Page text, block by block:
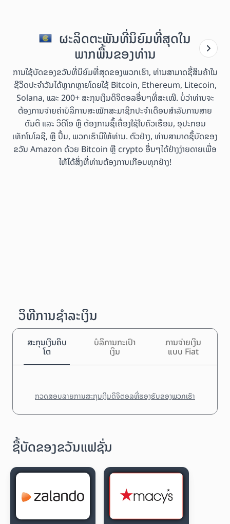
ຜະລິດຕະພັນທີ່ນິຍົມທີ່ສຸດໃນ
ພາກພື້ນຂອງທ່ານ
ການໃຊ້ບັດຂອງຂວັນທີ່ນິຍົມທີ່ສຸດຂອງພວກເຮົາ, ທ່ານສາມາດຊື້ສິນຄ້າໃນ
ຊີວິດປະຈຳວັນໄດ້ຫຼາກຫຼາຍໂດຍໃຊ້ Bitcoin, Ethereum, Litecoin,
Solana, ແລະ 200+ ສະກຸນເງິນດິຈິຕອລອື່ນໆທີ່ສະເໜີ. ບໍ່ວ່າທ່ານຈະ
ຕ້ອງການຈ່າຍຄ່າບໍລິການສະໝັກສະມາຊິກປະຈຳເດືອນສຳລັບການສາຍ
ດົນຕີ ແລະ ວິດີໂອ ຫຼື ຕ້ອງການຊື້ເຄື່ອງໃຊ້ໃນຄົວເຮືອນ, ອຸປະກອນ
ເທັກໂນໂລຊີ, ຫຼື ປຶ້ມ, ພວກເຮົາມີໃຫ້ທ່ານ. ຕົວຢ່າງ, ທ່ານສາມາດຊື້ບັດຂອງ
ຂວັນ Amazon ດ້ວຍ Bitcoin ຫຼື crypto ອື່ນໆໄດ້ຢ່າງງ່າຍດາຍເພື່ອ
ໃຫ້ໄດ້ສິ່ງທີ່ທ່ານຕ້ອງການເກືອບທຸກຢ່າງ!
ວິທີການຊຳລະເງິນ
ສະກຸນເງິນຄິບ
ໂຕ
ບໍລິການກະເປົາ
ເງິນ
ການຈ່າຍເງິນ
ແບບ Fiat
ກວດສອບລາຍການສະກຸນເງິນດິຈິຕອລທີ່ຮອງຮັບຂອງພວກເຮົາ
ຊື້ບັດຂອງຂວັນແຟຊັ່ນ